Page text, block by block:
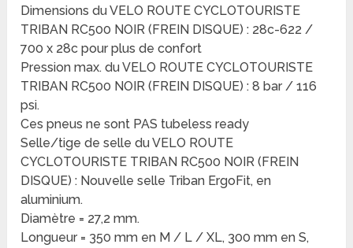
Dimensions du VELO ROUTE CYCLOTOURISTE
TRIBAN RC500 NOIR (FREIN DISQUE) : 28c-622 /
700 x 28c pour plus de confort
Pression max. du VELO ROUTE CYCLOTOURISTE
TRIBAN RC500 NOIR (FREIN DISQUE) : 8 bar / 116
psi.
Ces pneus ne sont PAS tubeless ready
Selle/tige de selle du VELO ROUTE
CYCLOTOURISTE TRIBAN RC500 NOIR (FREIN
DISQUE) : Nouvelle selle Triban ErgoFit, en
aluminium.
Diamètre = 27,2 mm.
Longueur = 350 mm en M / L / XL, 300 mm en S,